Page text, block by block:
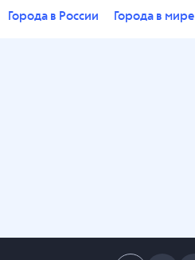
Города в России Города в мире